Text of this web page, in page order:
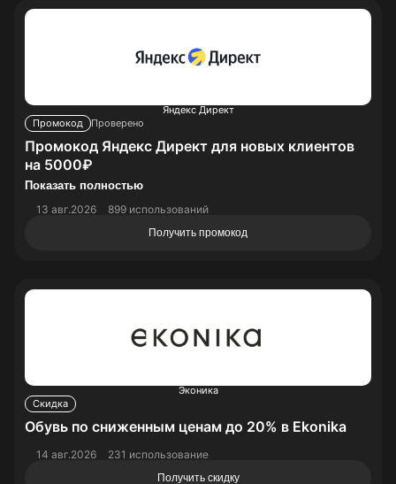
Яндекс Директ
Промокод
Проверено
Промокод Яндекс Директ для новых клиентов
на 5000₽
Показать полностью
13 авг.2026
899 использований
Получить промокод
Эконика
Скидка
Обувь по сниженным ценам до 20% в Ekonika
14 авг.2026 231 использование
Получить скидку